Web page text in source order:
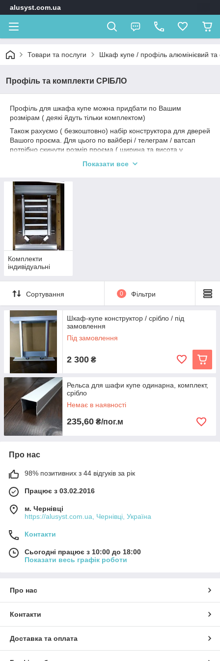
alusyst.com.ua
Товари та послуги Шкаф купе / профіль алюмінієвий та
Профіль та комплекти СРІБЛО
Профіль для шкафа купе можна придбати по Вашим
розмірам ( деякі йдуть тільки комплектом)
Також рахуємо ( безкоштовно) набір конструктора для дверей
Вашого проєма. Для цього по вайбері / телеграм / ватсап
потрібно скинути розмір проєма ( ширина та висота у
Показати все
Комплекти
індивідуальні
Сортування 0 Фільтри
Шкаф-купе конструктор / срібло / під
замовлення
Під замовлення
2 300 ₴
Рельса для шафи купе одинарна, комплект,
срібло
Немає в наявності
235,60 ₴/пог.м
Про нас
98% позитивних з 44 відгуків за рік
Працює з 03.02.2016
м. Чернівці
https://alusyst.com.ua, Чернівці, Україна
Контакти
Сьогодні працює з 10:00 до 18:00
Показати весь графік роботи
Про нас
Контакти
Доставка та оплата